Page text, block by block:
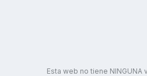
Esta web no tiene NINGUNA